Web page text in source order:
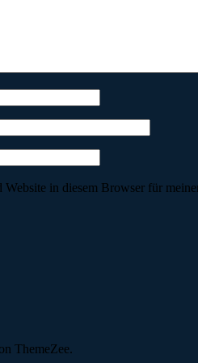
in diesem Browser für
ThemeZee.